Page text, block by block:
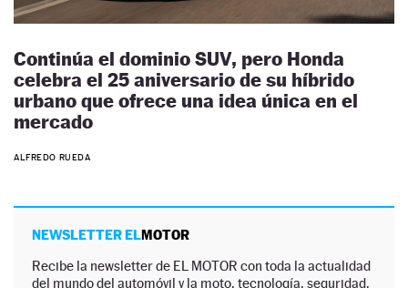
Continúa el dominio SUV, pero Honda
celebra el 25 aniversario de su híbrido
urbano que ofrece una idea única en el
mercado
ALFREDO RUEDA
NEWSLETTER ELMOTOR
Recibe la newsletter de EL MOTOR con toda la actualidad
del mundo del automóvil y la moto, tecnología, seguridad,